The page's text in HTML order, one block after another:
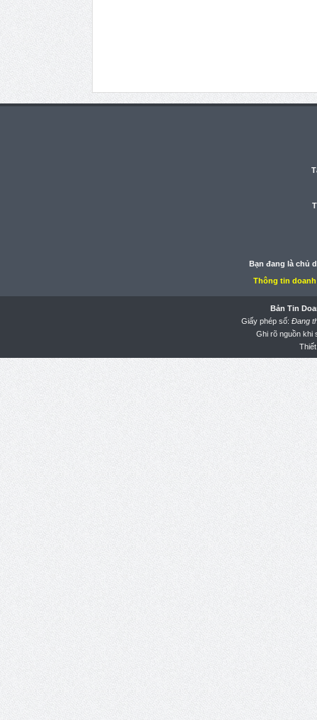
Bạn đang là chủ
Thông tin
Bản Tin
Giấy phép số: Đang
Ghi rõ nguồn khi